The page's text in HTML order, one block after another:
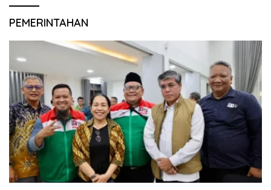
PEMERINTAHAN